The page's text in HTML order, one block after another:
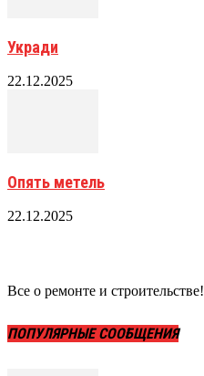
Укради
22.12.2025
Опять метель
22.12.2025
Все о ремонте и строительстве!
ПОПУЛЯРНЫЕ СООБЩЕНИЯ